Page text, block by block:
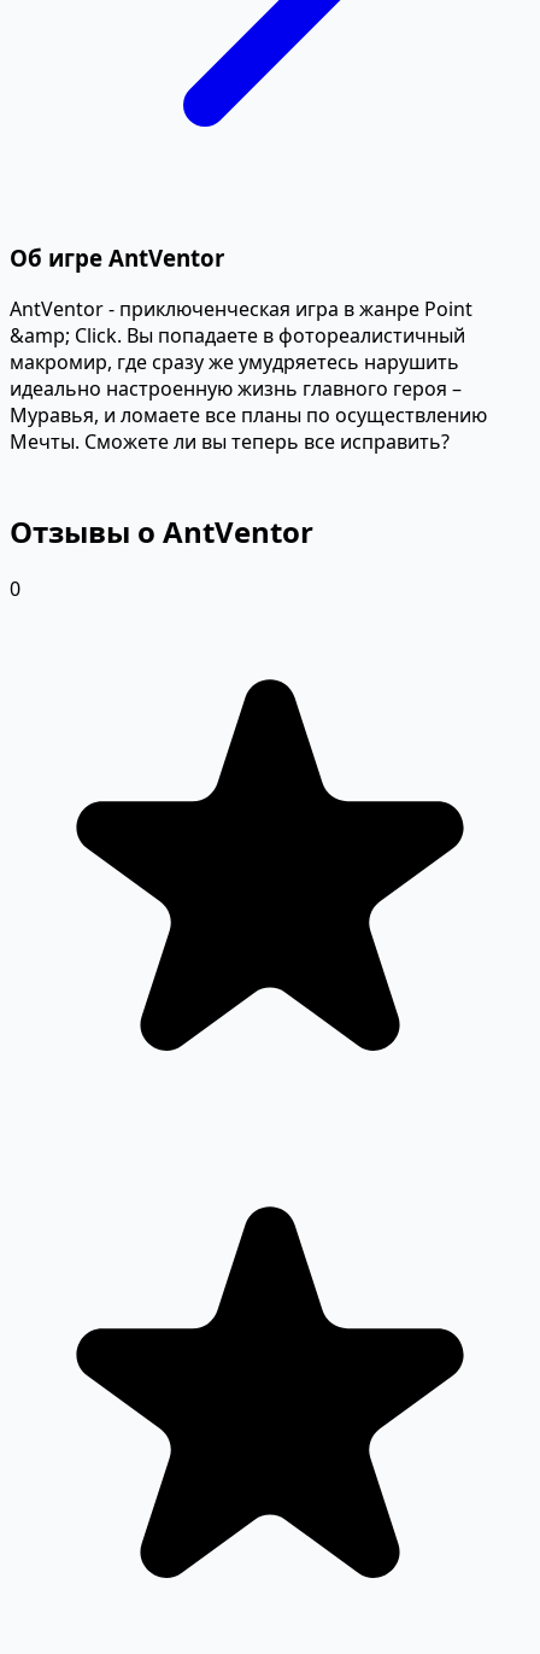
Об игре AntVentor
AntVentor - приключенческая игра в жанре Point
&amp; Click. Вы попадаете в фотореалистичный
макромир, где сразу же умудряетесь нарушить
идеально настроенную жизнь главного героя –
Муравья, и ломаете все планы по осуществлению
Мечты. Сможете ли вы теперь все исправить?
Отзывы о AntVentor
0